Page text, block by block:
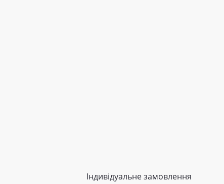
Індивідуальне замовлення